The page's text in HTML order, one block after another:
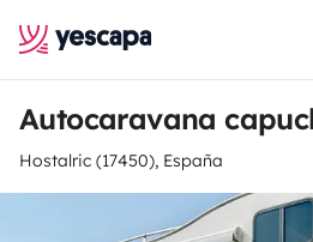
Hostalric (17450), España